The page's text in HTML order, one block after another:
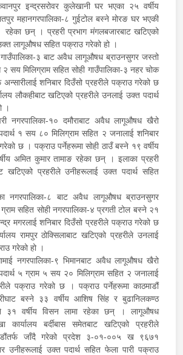
इन्द्रसरोवर कुलेखानी घर भएका २५ वर्षीय
महानगरपालिका-८ गुईटोल बस्ने मोरङ घर भएकी
रहेका छन् । प्रहरी प्रभाग मंगलबजारबाट खटिएको
लागूऔषध सहित पक्राउ गरेको हो ।
३ बाट अवैध लागूऔषध ब्राउनसुगर जस्तो
२ सय मिलिग्राम सहित सोही गाउँपालिका-३ नहर चोक
शनिबार दिउँसो प्रहरीले पक्राउ गरेको छ
लौकहीबाट खटिएको प्रहरीले उनलाई उक्त पदार्थ
।
नगरपालिका-१० दमौराबाट अवैध लागूऔषध खैरो
१ सय ८० मिलिग्राम सहित २ जनालाई शनिबार
छ । पक्राउ पर्नेहरूमा सोही ठाउँ बस्ने १९ वर्षीय
अमित कुमार तामाङ रहेका छन् । इलाका प्रहरी
खटिएको प्रहरीले उनीहरूलाई उक्त पदार्थ सहित
नगरपालिका-८ बाट अवैध लागूऔषध ब्राउनसुगर
सहित सोही नगरपालिका-४ प्रगती टोल बस्ने २१
मगरलाई शनिबार दिउँसो प्रहरीले पक्राउ गरेको छ
रामपुर ठोक्सिलाबाट खटिएको प्रहरीले उनलाई
गरेको हो ।
नगरपालिका-९ भिमानबाट अवैध लागूऔषध खैरो
५ ग्राम ५ सय २० मिलिग्राम सहित २ जनालाई
पक्राउ गरेको छ । पक्राउ पर्नेहरूमा काठमाडौं
बस्ने ३३ वर्षीय आशिष सिंह र बुढानिलकण्ठ
३१ वर्षीय विसन लामा रहेका छन् । लागूऔषध
कार्यालय बर्दीबास समेतबाट खटिएको प्रहरीले
जाँदै गरेको प्रदेश ३-०१-००५ ख ९६७१
उनीहरूलाई उक्त पदार्थ सहित फेला पारी पक्राउ